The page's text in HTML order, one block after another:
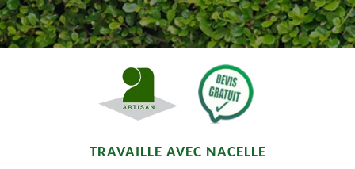
TRAVAILLE AVEC NACELLE